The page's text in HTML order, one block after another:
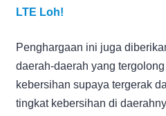
LTE Loh!
Penghargaan ini juga
daerah-daerah yang
kebersihan supaya tergerak
tingkat kebersihan di